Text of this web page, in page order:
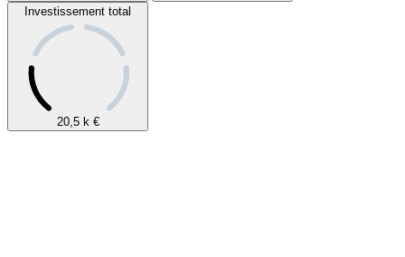
Investissement total
20,5 k €